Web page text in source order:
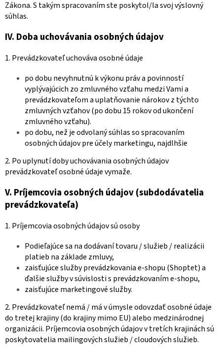
Zákona. S takým spracovaním ste poskytol/la svoj výslovný
súhlas.
IV. Doba uchovávania osobných údajov
1. Prevádzkovateľ uchováva osobné údaje
po dobu nevyhnutnú k výkonu práv a povinností
vyplývajúcich zo zmluvného vzťahu medzi Vami a
prevádzkovateľom a uplatňovanie nárokov z týchto
zmluvných vzťahov (po dobu 15 rokov od ukončení
zmluvného vzťahu).
po dobu, než je odvolaný súhlas so spracovaním
osobných údajov pre účely marketingu, najdlhšie
2. Po uplynutí doby uchovávania osobných údajov
prevádzkovateľ osobné údaje vymaže.
V. Príjemcovia osobných údajov (subdodávatelia
prevádzkovateľa)
1. Príjemcovia osobných údajov sú osoby
Podieľajúce sa na dodávaní tovaru / služieb / realizácii
platieb na základe zmluvy,
zaisťujúce služby prevádzkovania e-shopu (Shoptet) a
ďalšie služby v súvislosti s prevádzkovaním e-shopu,
zaisťujúce marketingové služby.
2. Prevádzkovateľ nemá / má v úmysle odovzdať osobné údaje
do tretej krajiny (do krajiny mimo EU) alebo medzinárodnej
organizácii. Príjemcovia osobných údajov v tretích krajinách sú
poskytovatelia mailingových služieb / cloudových služieb.